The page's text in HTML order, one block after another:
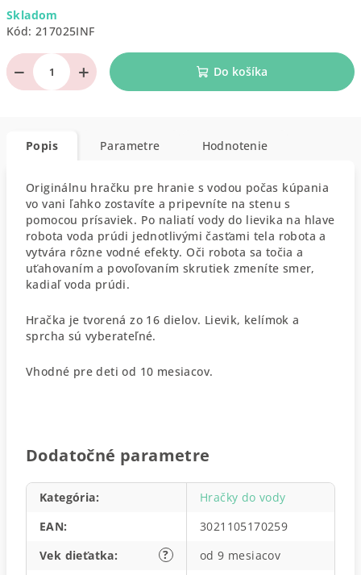
cena:
Skladom
Kód: 217025INF
+
− Do košíka
Popis Parametre Hodnotenie
Originálnu hračku pre hranie s vodou počas kúpania
vo vani ľahko zostavíte a pripevníte na stenu s
pomocou prísaviek. Po naliatí vody do lievika na hlave
robota voda prúdi jednotlivými časťami tela robota a
vytvára rôzne vodné efekty. Oči robota sa točia a
uťahovaním a povoľovaním skrutiek zmeníte smer,
kadiaľ voda prúdi.
Hračka je tvorená zo 16 dielov. Lievik, kelímok a
sprcha sú vyberateľné.
Vhodné pre deti od 10 mesiacov.
Dodatočné parametre
Kategória:
Hračky do vody
EAN:
3021105170259
?
Vek dieťatka:
od 9 mesiacov